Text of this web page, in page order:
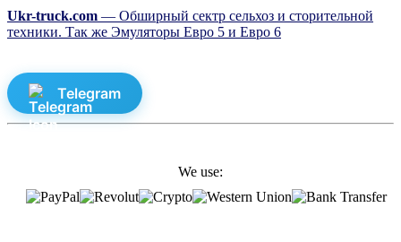
Ukr-truck.com — Обширный сектр сельхоз и сторительной
техники. Так же Эмуляторы Евро 5 и Евро 6
Telegram
We use: